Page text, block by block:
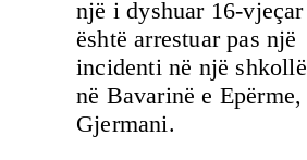
një i dyshuar 16-vjeçar
është arrestuar pas një
incidenti në një shkollë
në Bavarinë e Epërme,
Gjermani.